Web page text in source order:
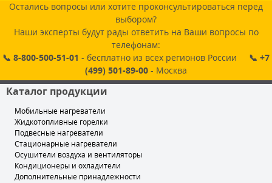
Остались вопросы или хотите проконсультироваться перед
выбором?
Наши эксперты будут рады ответить на Ваши вопросы по
телефонам:
📞 8-800-500-51-01 - бесплатно из всех регионов России 📞 +7
(499) 501-89-00 - Москва
Каталог продукции
Мобильные нагреватели
Жидкотопливные горелки
Подвесные нагреватели
Стационарные нагреватели
Осушители воздуха и вентиляторы
Кондиционеры и охладители
Дополнительные принадлежности